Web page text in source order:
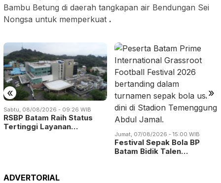
Bambu Betung di daerah tangkapan air Bendungan Sei
Nongsa untuk memperkuat .
« »
Sabtu, 08/08/2026 - 09:26 WIB
RSBP Batam Raih Status
Tertinggi Layanan…
Jumat, 07/08/2026 - 15:00 WIB
Festival Sepak Bola BP
Batam Bidik Talen…
ADVERTORIAL